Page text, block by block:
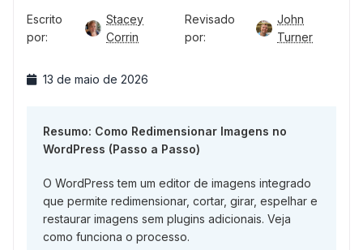
Escrito
por:
Stacey
Corrin
Revisado
por:
John
Turner
13 de maio de 2026
Resumo: Como Redimensionar Imagens no
WordPress (Passo a Passo)
O WordPress tem um editor de imagens integrado
que permite redimensionar, cortar, girar, espelhar e
restaurar imagens sem plugins adicionais. Veja
como funciona o processo.